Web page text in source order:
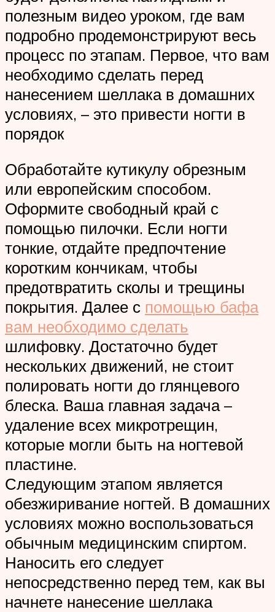
полезным видео уроком, где вам
подробно продемонстрируют весь
процесс по этапам. Первое, что вам
необходимо сделать перед
нанесением шеллака в домашних
условиях, – это привести ногти в
порядок
Обработайте кутикулу обрезным
или европейским способом.
Оформите свободный край с
помощью пилочки. Если ногти
тонкие, отдайте предпочтение
коротким кончикам, чтобы
предотвратить сколы и трещины
покрытия. Далее с помощью бафа
вам необходимо сделать
шлифовку. Достаточно будет
нескольких движений, не стоит
полировать ногти до глянцевого
блеска. Ваша главная задача –
удаление всех микротрещин,
которые могли быть на ногтевой
пластине.
Следующим этапом является
обезжиривание ногтей. В домашних
условиях можно воспользоваться
обычным медицинским спиртом.
Наносить его следует
непосредственно перед тем, как вы
начнете нанесение шеллака